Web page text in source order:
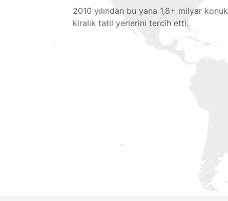
2010 yılından bu yana 1,8+ milyar konuk
kiralık tatil yerlerini tercih etti.
Hemen yeni konuklara ulaş